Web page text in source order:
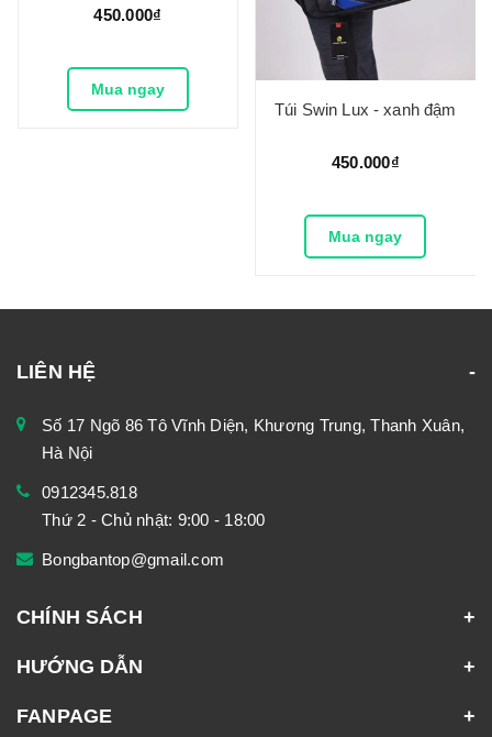
450.000₫
Mua ngay
Túi Swin Lux - xanh đậm
450.000₫
Mua ngay
LIÊN HỆ
Số 17 Ngõ 86 Tô Vĩnh Diện, Khương Trung, Thanh Xuân,
Hà Nội
0912345.818
Thứ 2 - Chủ nhật: 9:00 - 18:00
Bongbantop@gmail.com
CHÍNH SÁCH
HƯỚNG DẪN
FANPAGE